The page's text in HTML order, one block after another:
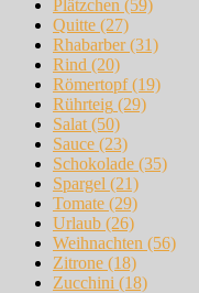
Plätzchen (59)
Quitte (27)
Rhabarber(31)
Rind (20)
Römertopf(19)
Rührteig (29)
Salat (50)
Sauce (23)
Schokolade (35)
Spargel (21)
Tomate (29)
Urlaub (26)
Weihnachten (56)
Zitrone (18)
Zucchini (18)